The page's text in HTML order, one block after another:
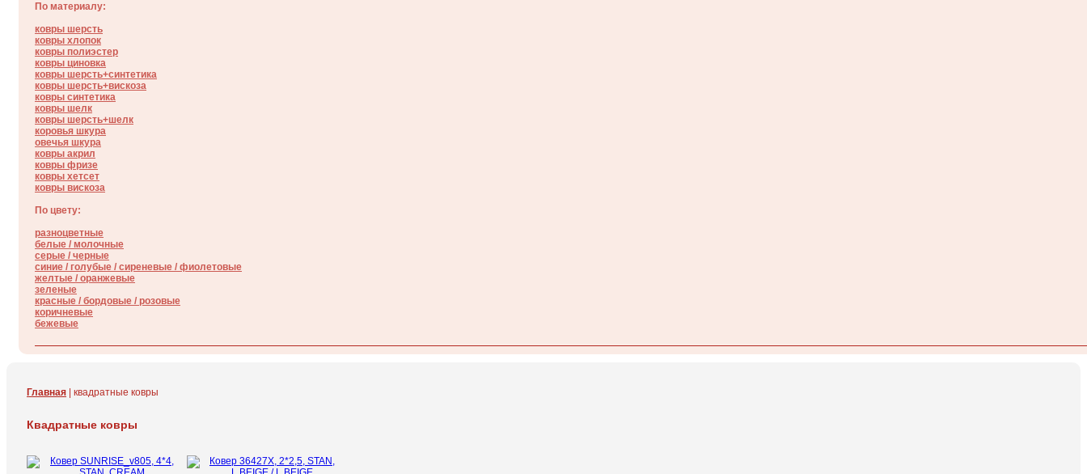
По материалу:
ковры шерсть
ковры хлопок
ковры полиэстер
ковры циновка
ковры шерсть+синтетика
ковры шерсть+вискоза
ковры синтетика
ковры шелк
ковры шерсть+шелк
коровья шкура
овечья шкура
ковры акрил
ковры фризе
ковры хетсет
ковры вискоза
По цвету:
разноцветные
белые / молочные
серые / черные
синие / голубые / сиреневые / фиолетовые
желтые / оранжевые
зеленые
красные / бордовые / poзовые
коричневые
бежевые
Главная | квадратные ковры
Квадратные ковры